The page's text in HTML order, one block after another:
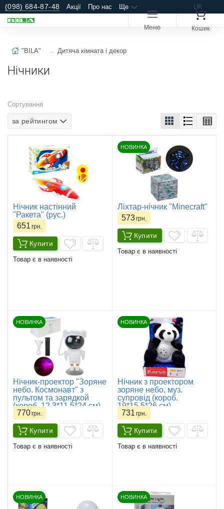
(098) 684-87-48 Акції Про нас Ще UK
Меню Кошик
"BILA" Дитяча кімната і декор
Нічники
Сортування
за рейтингом
Нічник настінний
"Ракета" (рус.)
651 грн.
Купити
Товар є в наявності
НОВИНКА
Ліхтар-нічник "Minecraft"
573грн.
Купити
Товар є в наявності
НОВИНКА
Нічник-проектор "Зоряне
небо. Космонавт" з
пультом та зарядкой
(короб. 12,3*11,5*24 см)
770грн.
Купити
Товар є в наявності
НОВИНКА
Нічник з проектором
зоряне небо, муз.
супровід (короб.
19*15,5*26 см)
731грн.
Купити
Товар є в наявності
НОВИНКА НОВИНКА